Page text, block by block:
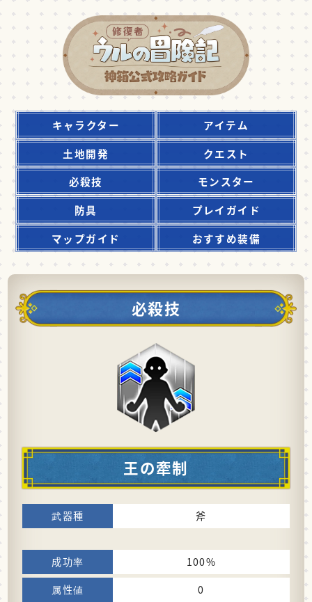
キャラクター
アイテム
土地開発
クエスト
必殺技
モンスター
防具
プレイガイド
マップガイド
おすすめ装備
必殺技
王の牽制
斧
100%
0